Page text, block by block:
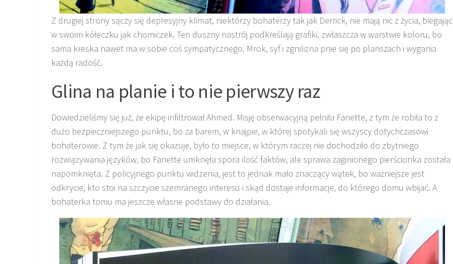
Z drugiej strony sączy się depresyjny klimat, niektórzy bohaterzy tak jak Derrick, nie mają nic z życia, biegając
w swoim kółeczku jak chomiczek. Ten duszny nastrój podkreślają grafiki, zwłaszcza w warstwie koloru, bo
sama kreska nawet ma w sobie coś sympatycznego. Mrok, syf i zgnilizna pnie się po planszach i wygania
każdą radość.
Glina na planie i to nie pierwszy raz
Dowiedzieliśmy się już, że ekipę infiltrował Ahmed. Misję obserwacyjną pełniła Fanette, z tym że robiła to z
dużo bezpieczniejszego punktu, bo za barem, w knajpie, w której spotykali się wszyscy dotychczasowi
bohaterowie. Z tym że jak się okazuje, było to miejsce, w którym raczej nie dochodziło do zbytniego
rozwiązywania języków, bo Fanette umknęła spora ilość faktów, ale sprawa zaginionego pierścionka została
napomknięta. Z policyjnego punktu widzenia, jest to jednak mało znaczący wątek, bo ważniejsze jest
odkrycie, kto stoi na szczycie szemranego interesu i skąd dostaje informacje, do którego domu wbijać. A
bohaterka tomu ma jeszcze własne podstawy do działania.